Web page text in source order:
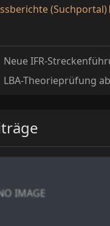
(Suchportal)
Neue IFR-
LBA-Theorieprüfung
IMAGE